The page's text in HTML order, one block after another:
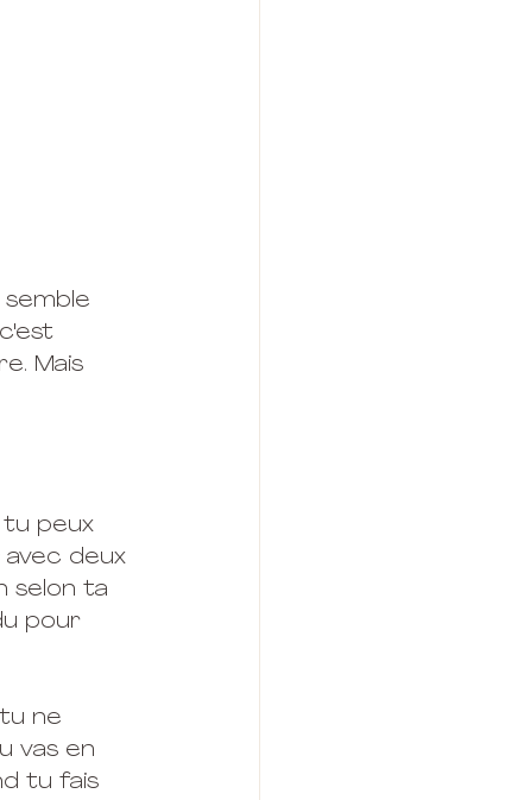
Mais
tu peux
avec deux
selon ta
pour
ne
vas en
tu fais